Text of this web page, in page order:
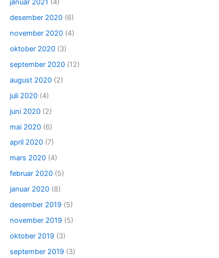
januar 2021 (4)
desember 2020 (6)
november 2020 (4)
oktober 2020 (3)
september 2020 (12)
august 2020 (2)
juli 2020 (4)
juni 2020 (2)
mai 2020 (6)
april 2020 (7)
mars 2020 (4)
februar 2020 (5)
januar 2020 (8)
desember 2019 (5)
november 2019 (5)
oktober 2019 (3)
september 2019 (3)